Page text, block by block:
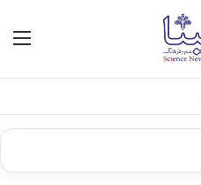
می‌شود؟